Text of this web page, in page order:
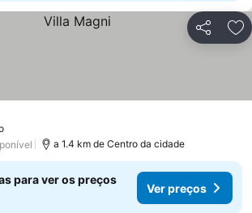
Partilhar
a 1.4 km de Centro da cidade
para ver os preços
Ver preços